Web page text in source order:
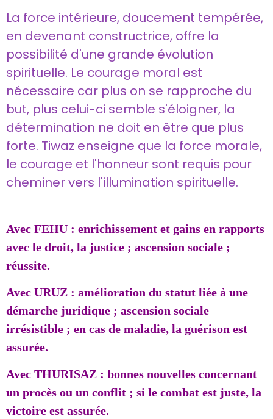
La force intérieure, doucement tempérée,
en devenant constructrice, offre la
possibilité d'une grande évolution
spirituelle. Le courage moral est
nécessaire car plus on se rapproche du
but, plus celui-ci semble s'éloigner, la
détermination ne doit en être que plus
forte. Tiwaz enseigne que la force morale,
le courage et l'honneur sont requis pour
cheminer vers l'illumination spirituelle.
Avec FEHU : enrichissement et gains en rapports
avec le droit, la justice ; ascension sociale ;
réussite.
Avec URUZ : amélioration du statut liée à une
démarche juridique ; ascension sociale
irrésistible ; en cas de maladie, la guérison est
assurée.
Avec THURISAZ : bonnes nouvelles concernant
un procès ou un conflit ; si le combat est juste, la
victoire est assurée.